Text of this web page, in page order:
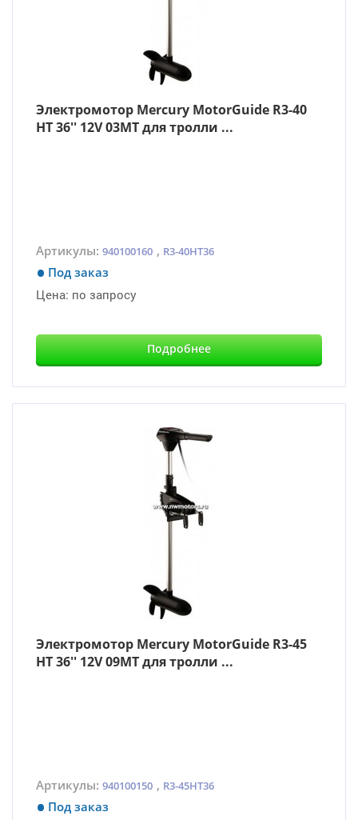
Электромотор Mercury MotorGuide R3-40
HT 36'' 12V 03MT для тролли ...
Артикулы: 940100160 , R3-40HT36
Под заказ
Цена: по запросу
Подробнее
Электромотор Mercury MotorGuide R3-45
HT 36'' 12V 09MT для тролли ...
Артикулы: 940100150 , R3-45HT36
Под заказ